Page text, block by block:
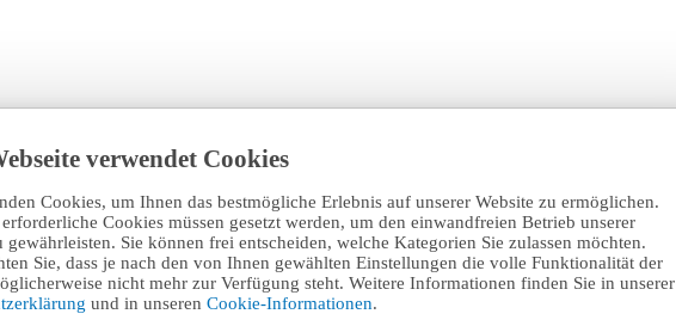
verwendet Cookies
Cookies, um Ihnen das bestmögliche Erlebnis auf unserer Website zu ermöglichen.
Cookies müssen gesetzt werden, um den einwandfreien Betrieb unserer
gewährleisten. Sie können frei entscheiden, welche Kategorien Sie zulassen möchten.
Sie, dass je nach den von Ihnen gewählten Einstellungen die volle Funktionalität der
nicht mehr zur Verfügung steht. Weitere Informationen finden Sie in unserer
und in unseren Cookie-Informationen.